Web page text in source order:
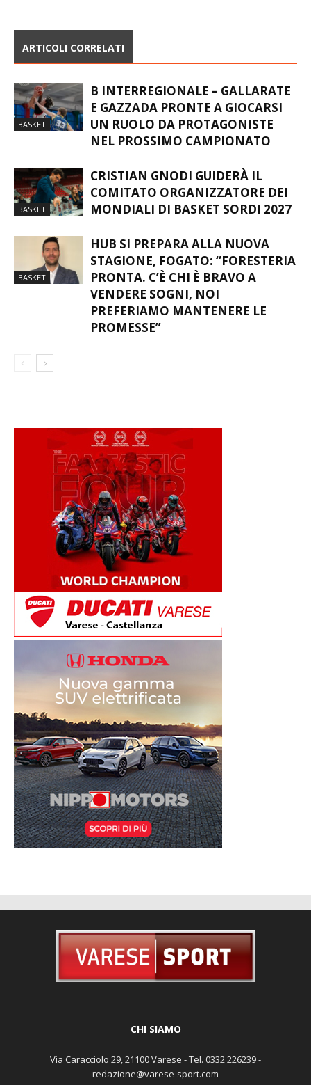
ARTICOLI CORRELATI
BASKET
B INTERREGIONALE – GALLARATE
E GAZZADA PRONTE A GIOCARSI
UN RUOLO DA PROTAGONISTE
NEL PROSSIMO CAMPIONATO
BASKET
CRISTIAN GNODI GUIDERÀ IL
COMITATO ORGANIZZATORE DEI
MONDIALI DI BASKET SORDI 2027
BASKET
HUB SI PREPARA ALLA NUOVA
STAGIONE, FOGATO: “FORESTERIA
PRONTA. C’È CHI È BRAVO A
VENDERE SOGNI, NOI
PREFERIAMO MANTENERE LE
PROMESSE”
CHI SIAMO
Via Caracciolo 29, 21100 Varese - Tel. 0332 226239 -
redazione@varese-sport.com